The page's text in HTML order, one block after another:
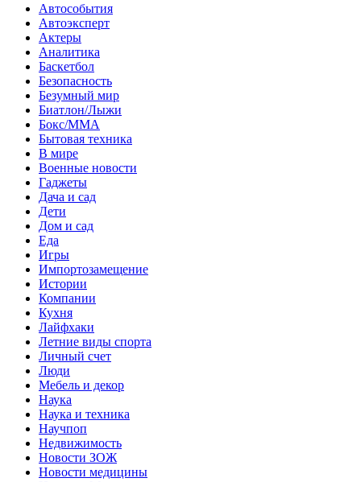
Автособытия
Автоэксперт
Актеры
Аналитика
Баскетбол
Безопасность
Безумный мир
Биатлон/Лыжи
Бокс/MMA
Бытовая техника
В мире
Военные новости
Гаджеты
Дача и сад
Дети
Дом и сад
Еда
Игры
Импортозамещение
Истории
Компании
Кухня
Лайфхаки
Летние виды спорта
Личный счет
Люди
Мебель и декор
Наука
Наука и техника
Научпоп
Недвижимость
Новости ЗОЖ
Новости медицины